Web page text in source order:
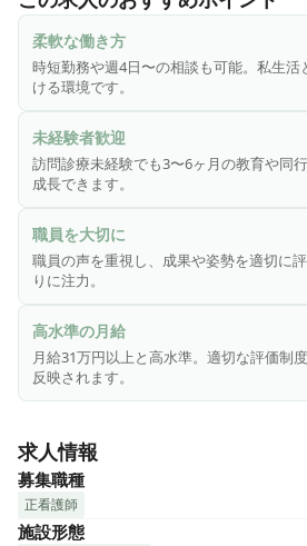
患者さまの一番安心できる場所であ
いを一番に、ご家族、地域医療・介護
底的に応えることを目指す在宅クリ
す。病気を治すことにとどまらず、患
で含めて関わらせていただくことを大
◆おすすめポイント◆
★すべての人が大切にされる医療のカ
います★
◎現場の声に耳を傾けること
◎成果や姿勢をきちんと評価すること
◎無理なく働ける体制を整えること
患者ファーストを考えるあまり、医療
は意味がない。医療者自身が誇りを持
環境や制度づくりに本気で取り組んで
福利厚生の充実」「ICTの積極導入に
切な評価制度、給与形態」など、誰も
早退や遅出など時短勤務、週4日〜で
付き）など、ご自身のライフスタイル
き方ができるのも魅力です！
柔軟な働き方
時短勤務や週4日〜の相談も可能。私生活
ける環境です。
未経験者歓迎
訪問診療未経験でも3〜6ヶ月の教育や同
成長できます。
職員を大切に
職員の声を重視し、成果や姿勢を適切に
りに注力。
高水準の月給
月給31万円以上と高水準。適切な評価制
反映されます。
求人情報
募集職種
正看護師
施設形態